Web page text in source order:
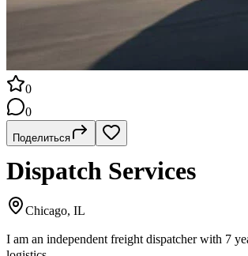
0
0
Поделиться
Dispatch Services
Chicago, IL
I am an independent freight dispatcher with 7